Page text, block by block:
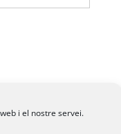
i el nostre servei.
2026